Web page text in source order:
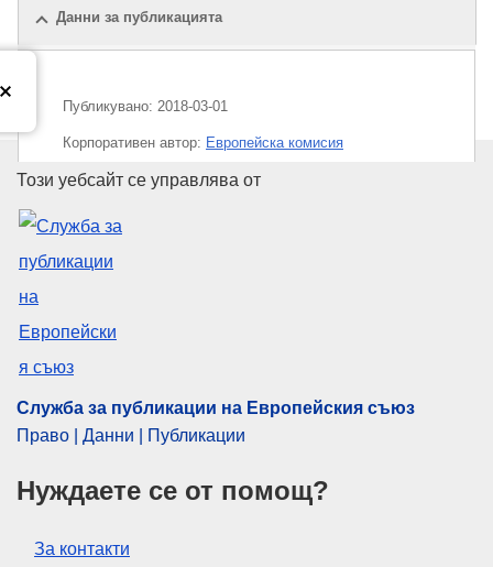
Данни за публикацията
Публикувано: 2018-03-01
Корпоративен aвтор: Европейска комисия
Тема:евро, обменен курс , пари
CELEX : C2018/077/04
OJ : JOC_2018_077_R_0004
Служба за публикации на
Този уебсайт се управлява от
Служба за публикации на Европейския съюз
Право | Данни | Публикации
Нуждаете се от помощ?
За контакти